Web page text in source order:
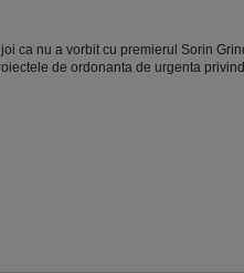
ca nu a vorbit cu premierul Sorin
de ordonanta de urgenta